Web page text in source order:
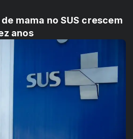
mama no SUS crescem
anos